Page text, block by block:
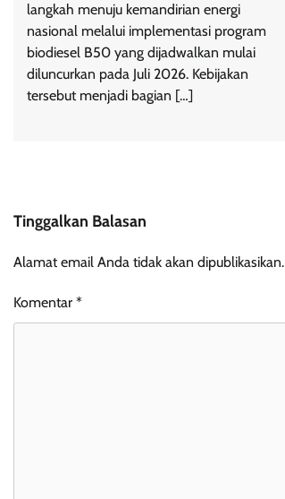
langkah menuju kemandirian energi
nasional melalui implementasi program
biodiesel B50 yang dijadwalkan mulai
diluncurkan pada Juli 2026. Kebijakan
tersebut menjadi bagian […]
Tinggalkan Balasan
Alamat email Anda tidak akan dipublikasikan.
Komentar *